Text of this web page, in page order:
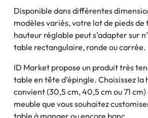
Disponible dans différentes
modèles variés, votre lot de pieds de
hauteur réglable peut s’adapter sur
table rectangulaire, ronde ou carrée.
ID Market propose un produit très
table en tête d’épingle. Choisissez la
convient (30,5 cm, 40,5 cm ou 71
meuble que vous souhaitez
table à manger ou encore banc.